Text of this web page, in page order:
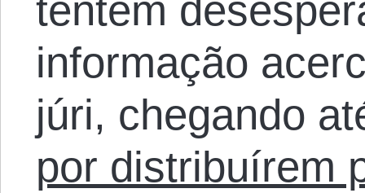
tentem
informação
júri, chegando
por distribuírem